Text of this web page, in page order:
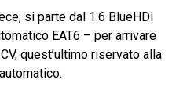
si parte dal 1.6 BlueHDi
EAT6 – per arrivare
quest’ultimo riservato alla